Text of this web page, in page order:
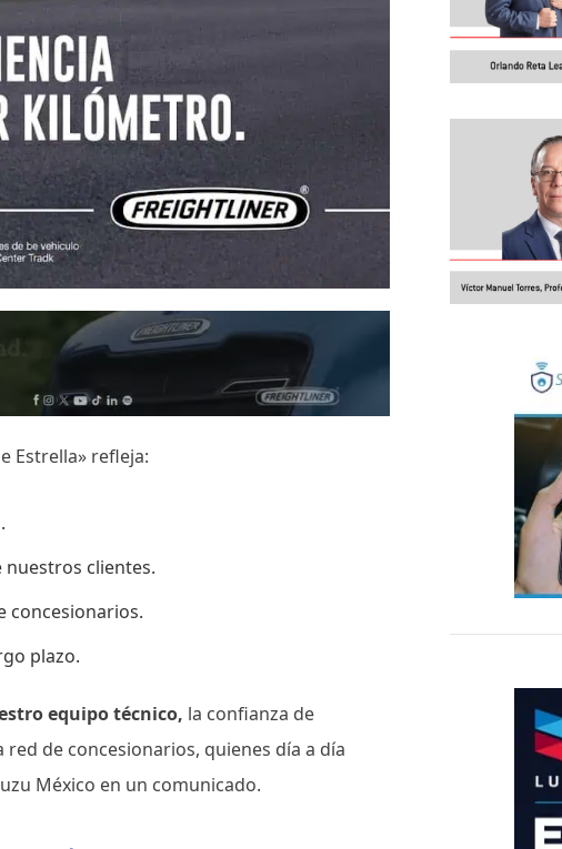
Estrella» refleja:
nuestros clientes.
concesionarios.
plazo.
equipo técnico, la confianza de
de concesionarios, quienes día a día
México en un comunicado.